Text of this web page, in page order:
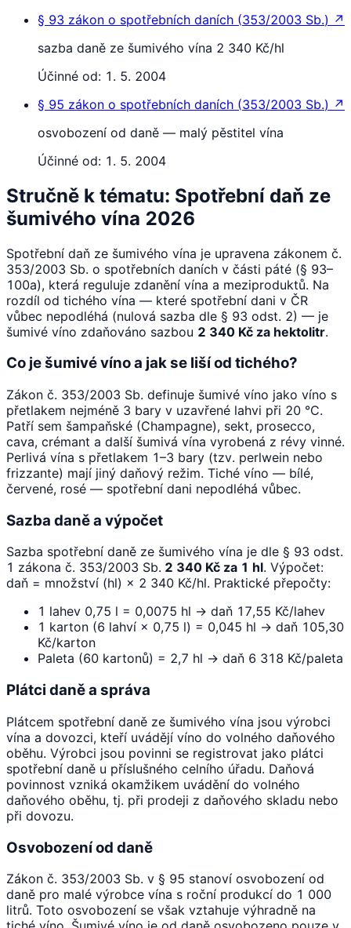
§ 93 zákon o spotřebních daních (353/2003 Sb.) ↗
sazba daně ze šumivého vína 2 340 Kč/hl
Účinné od: 1. 5. 2004
§ 95 zákon o spotřebních daních (353/2003 Sb.) ↗
osvobození od daně — malý pěstitel vína
Účinné od: 1. 5. 2004
Stručně k tématu: Spotřební daň ze
šumivého vína 2026
Spotřební daň ze šumivého vína je upravena zákonem č.
353/2003 Sb. o spotřebních daních v části páté (§ 93–
100a), která reguluje zdanění vína a meziproduktů. Na
rozdíl od tichého vína — které spotřební dani v ČR
vůbec nepodléhá (nulová sazba dle § 93 odst. 2) — je
šumivé víno zdaňováno sazbou 2 340 Kč za hektolitr.
Co je šumivé víno a jak se liší od tichého?
Zákon č. 353/2003 Sb. definuje šumivé víno jako víno s
přetlakem nejméně 3 bary v uzavřené lahvi při 20 °C.
Patří sem šampaňské (Champagne), sekt, prosecco,
cava, crémant a další šumivá vína vyrobená z révy vinné.
Perlivá vína s přetlakem 1–3 bary (tzv. perlwein nebo
frizzante) mají jiný daňový režim. Tiché víno — bílé,
červené, rosé — spotřební dani nepodléhá vůbec.
Sazba daně a výpočet
Sazba spotřební daně ze šumivého vína je dle § 93 odst.
1 zákona č. 353/2003 Sb. 2 340 Kč za 1 hl. Výpočet:
daň = množství (hl) × 2 340 Kč/hl. Praktické přepočty:
1 lahev 0,75 l = 0,0075 hl → daň 17,55 Kč/lahev
1 karton (6 lahví × 0,75 l) = 0,045 hl → daň 105,30
Kč/karton
Paleta (60 kartonů) = 2,7 hl → daň 6 318 Kč/paleta
Plátci daně a správa
Plátcem spotřební daně ze šumivého vína jsou výrobci
vína a dovozci, kteří uvádějí víno do volného daňového
oběhu. Výrobci jsou povinni se registrovat jako plátci
spotřební daně u příslušného celního úřadu. Daňová
povinnost vzniká okamžikem uvádění do volného
daňového oběhu, tj. při prodeji z daňového skladu nebo
při dovozu.
Osvobození od daně
Zákon č. 353/2003 Sb. v § 95 stanoví osvobození od
daně pro malé výrobce vína s roční produkcí do 1 000
litrů. Toto osvobození se však vztahuje výhradně na